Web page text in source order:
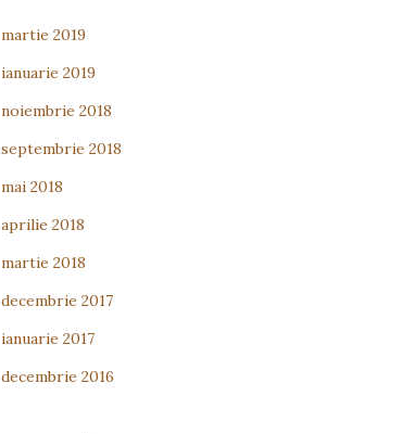
martie 2019
ianuarie 2019
noiembrie 2018
septembrie 2018
mai 2018
aprilie 2018
martie 2018
decembrie 2017
ianuarie 2017
decembrie 2016